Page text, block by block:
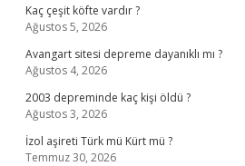
Kaç çeşit köfte vardır ?
Ağustos 5, 2026
Avangart sitesi depreme dayanıklı mı ?
Ağustos 4, 2026
2003 depreminde kaç kişi öldü ?
Ağustos 3, 2026
İzol aşireti Türk mü Kürt mü ?
Temmuz 30, 2026